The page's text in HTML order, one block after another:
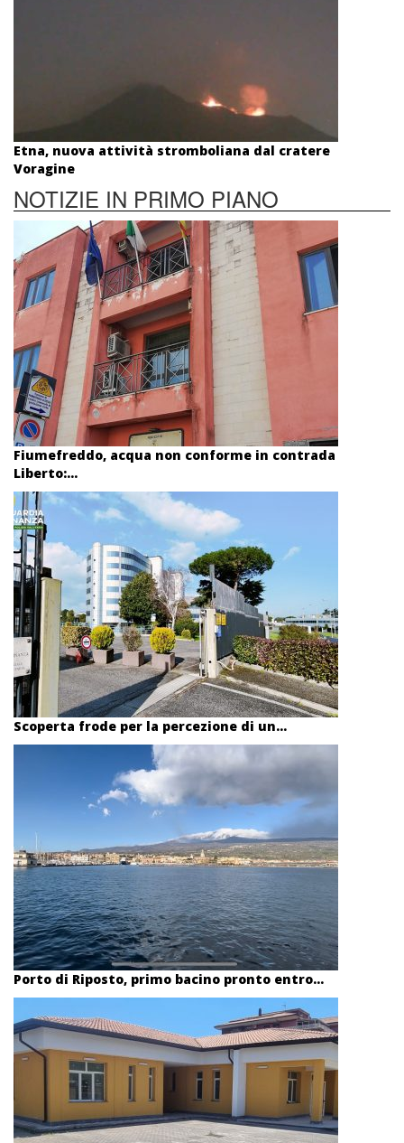
Etna, nuova attività stromboliana dal cratere
Voragine
NOTIZIE IN PRIMO PIANO
Fiumefreddo, acqua non conforme in contrada
Liberto:...
Scoperta frode per la percezione di un...
Porto di Riposto, primo bacino pronto entro...